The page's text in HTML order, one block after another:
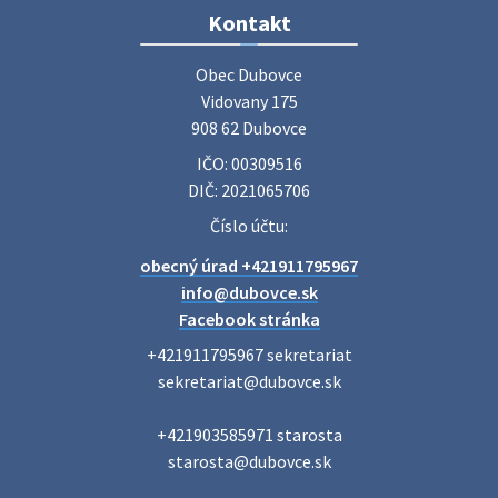
Zájazd do Veľkého Medera
Základná organizácia Únie žien Slovenska Dubovce
srdečne pozýva svoje členky, ich rodinných príslušníkov aj
priateľov na jednodňový zájazd na termálne kúpalisko
Poradne komplexnej pomoci
diskrétne komplexné odborné poradenstvo. Tím
odborníkov Vám pomôžte nájsť riešenie v piatich kľúčových
oblastiach: právo rodina a v…
Voľby do orgánov samosprávnych krajov 2026 V obci
Kontakt
Obec Dubovce
Vidovany 175
908 62 Dubovce
IČO: 00309516
DIČ: 2021065706
Číslo účtu:
obecný úrad +421911795967
info@dubovce.sk
Facebook stránka
+421911795967 sekretariat
sekretariat@dubovce.sk
+421903585971 starosta
starosta@dubovce.sk